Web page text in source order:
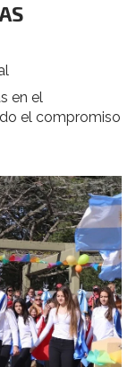
en el
el compromiso